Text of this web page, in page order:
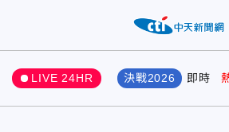
LIVE 24HR 決戰2026 即時